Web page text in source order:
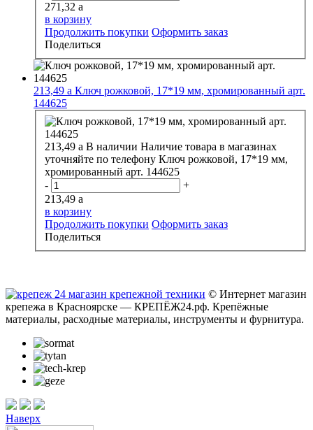
271,32 a
в корзину
Продолжить покупки Оформить заказ
Поделиться
213,49 a Ключ рожковой, 17*19 мм, хромированный арт.
144625
213,49 a В наличии Наличие товара в магазинах
уточняйте по телефону Ключ рожковой, 17*19 мм,
хромированный арт. 144625
-
+
213,49 a
в корзину
Продолжить покупки Оформить заказ
Поделиться
© Интернет магазин
крепежа в Красноярске — КРЕПЁЖ24.рф. Крепёжные
материалы, расходные материалы, инструменты и фурнитура.
Наверх